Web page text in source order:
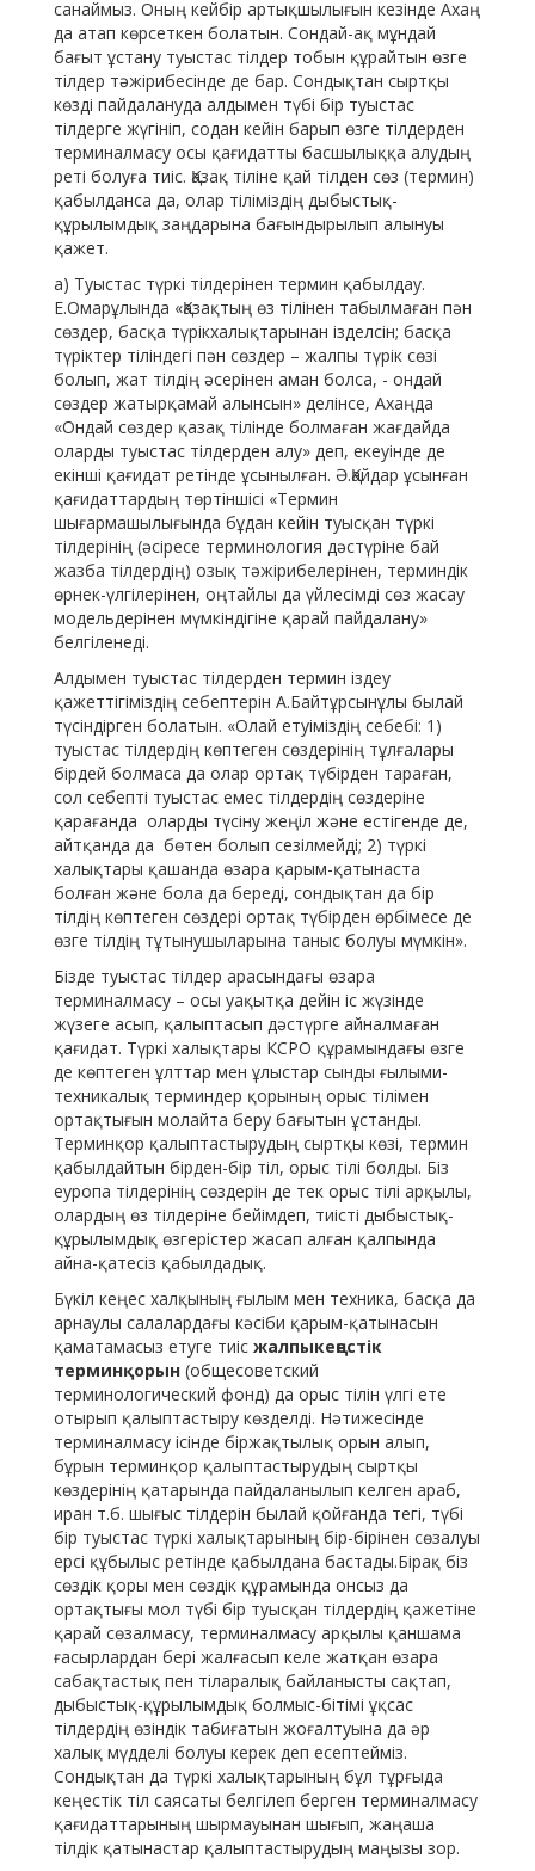
санаймыз. Оның кейбір артықшылығын кезінде Ахаң
да атап көрсеткен болатын. Сондай-ақ мұндай
бағыт ұстану туыстас тілдер тобын құрайтын өзге
тілдер тәжірибесінде де бар. Сондықтан сыртқы
көзді пайдалануда алдымен түбі бір туыстас
тілдерге жүгініп, содан кейін барып өзге тілдерден
терминалмасу осы қағидатты басшылыққа алудың
реті болуға тиіс. Қазақ тіліне қай тілден сөз (термин)
қабылданса да, олар тіліміздің дыбыстық-
құрылымдық заңдарына бағындырылып алынуы
қажет.
а) Туыстас түркі тілдерінен термин қабылдау.
Е.Омарұлында «Қазақтың өз тілінен табылмаған пән
сөздер, басқа түрікхалықтарынан ізделсін; басқа
түріктер тіліндегі пән сөздер – жалпы түрік сөзі
болып, жат тілдің әсерінен аман болса, - ондай
сөздер жатырқамай алынсын» делінсе, Ахаңда
«Ондай сөздер қазақ тілінде болмаған жағдайда
оларды туыстас тілдерден алу» деп, екеуінде де
екінші қағидат ретінде ұсынылған. Ә.Қайдар ұсынған
қағидаттардың төртіншісі «Термин
шығармашылығында бұдан кейін туысқан түркі
тілдерінің (әсіресе терминология дәстүріне бай
жазба тілдердің) озық тәжірибелерінен, терминдік
өрнек-үлгілерінен, оңтайлы да үйлесімді сөз жасау
модельдерінен мүмкіндігіне қарай пайдалану»
белгіленеді.
Алдымен туыстас тілдерден термин іздеу
қажеттігіміздің себептерін А.Байтұрсынұлы былай
түсіндірген болатын. «Олай етуіміздің себебі: 1)
туыстас тілдердің көптеген сөздерінің тұлғалары
бірдей болмаса да олар ортақ түбірден тараған,
сол себепті туыстас емес тілдердің сөздеріне
қарағанда оларды түсіну жеңіл және естігенде де,
айтқанда да бөтен болып сезілмейді; 2) түркі
халықтары қашанда өзара қарым-қатынаста
болған және бола да береді, сондықтан да бір
тілдің көптеген сөздері ортақ түбірден өрбімесе де
өзге тілдің тұтынушыларына таныс болуы мүмкін».
Бізде туыстас тілдер арасындағы өзара
терминалмасу – осы уақытқа дейін іс жүзінде
жүзеге асып, қалыптасып дәстүрге айналмаған
қағидат. Түркі халықтары КСРО құрамындағы өзге
де көптеген ұлттар мен ұлыстар сынды ғылыми-
техникалық терминдер қорының орыс тілімен
ортақтығын молайта беру бағытын ұстанды.
Терминқор қалыптастырудың сыртқы көзі, термин
қабылдайтын бірден-бір тіл, орыс тілі болды. Біз
еуропа тілдерінің сөздерін де тек орыс тілі арқылы,
олардың өз тілдеріне бейімдеп, тиісті дыбыстық-
құрылымдық өзгерістер жасап алған қалпында
айна-қатесіз қабылдадық.
Бүкіл кеңес халқының ғылым мен техника, басқа да
арнаулы салалардағы кәсіби қарым-қатынасын
қаматамасыз етуге тиіс жалпыкеңестік
терминқорын (общесоветский
терминологический фонд) да орыс тілін үлгі ете
отырып қалыптастыру көзделді. Нәтижесінде
терминалмасу ісінде біржақтылық орын алып,
бұрын терминқор қалыптастырудың сыртқы
көздерінің қатарында пайдаланылып келген араб,
иран т.б. шығыс тілдерін былай қойғанда тегі, түбі
бір туыстас түркі халықтарының бір-бірінен сөзалуы
ерсі құбылыс ретінде қабылдана бастады.Бірақ біз
сөздік қоры мен сөздік құрамында онсыз да
ортақтығы мол түбі бір туысқан тілдердің қажетіне
қарай сөзалмасу, терминалмасу арқылы қаншама
ғасырлардан бері жалғасып келе жатқан өзара
сабақтастық пен тіларалық байланысты сақтап,
дыбыстық-құрылымдық болмыс-бітімі ұқсас
тілдердің өзіндік табиғатын жоғалтуына да әр
халық мүдделі болуы керек деп есептейміз.
Сондықтан да түркі халықтарының бұл тұрғыда
кеңестік тіл саясаты белгілеп берген терминалмасу
қағидаттарының шырмауынан шығып, жаңаша
тілдік қатынастар қалыптастырудың маңызы зор.